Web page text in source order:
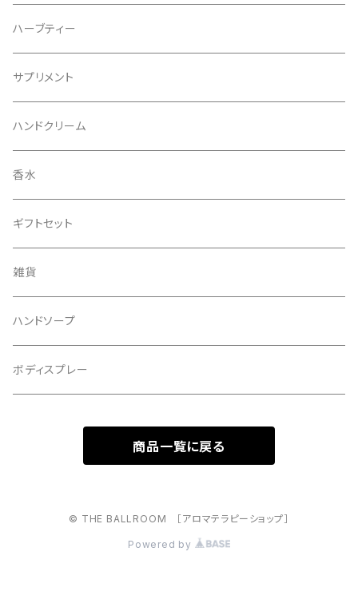
ハーブティー
サプリメント
ハンドクリーム
香水
ギフトセット
雑貨
ハンドソープ
ボディスプレー
商品一覧に戻る
© THE BALLROOM ［アロマテラピーショップ］
Powered by